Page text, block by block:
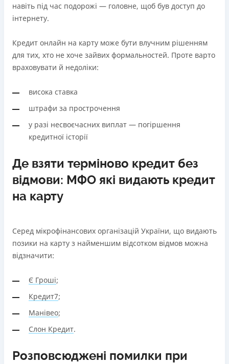
навіть під час подорожі — головне, щоб був доступ до
інтернету.
Кредит онлайн на карту може бути влучним рішенням
для тих, хто не хоче зайвих формальностей. Проте варто
враховувати й недоліки:
висока ставка
штрафи за прострочення
у разі несвоєчасних виплат — погіршення
кредитної історії
Де взяти терміново кредит без
відмови: МФО які видають кредит
на карту
Серед мікрофінансових організацій України, що видають
позики на карту з найменшим відсотком відмов можна
відзначити:
Є Гроші;
Кредит7;
Манівео;
Слон Кредит.
Розповсюджені помилки при